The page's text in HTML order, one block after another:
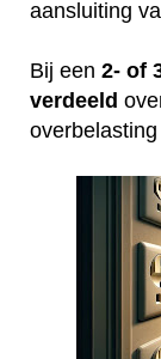
aansluiting
Bij een 2- of
verdeeld